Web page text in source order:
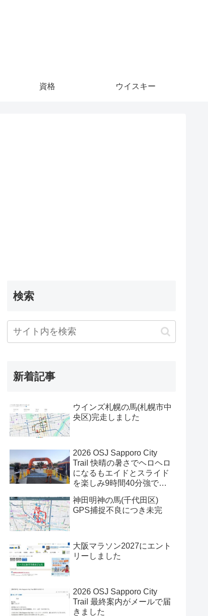
資格 ウイスキー
検索
新着記事
ウインズ札幌の馬(札幌市中
央区)完走しました
2026 OSJ Sapporo City
Trail 快晴の暑さでヘロヘロ
になるもエイドとスライド
を楽しみ9時間40分強で完
神田明神の馬(千代田区)
GPS捕捉不良につき未完
大阪マラソン2027にエント
リーしました
2026 OSJ Sapporo City
Trail 最終案内がメールで届
きました